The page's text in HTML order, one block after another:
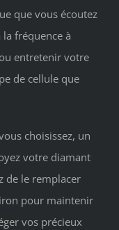
que vous écoutez
fréquence à
entretenir votre
de cellule que
choisissez, un
votre diamant
de le remplacer
pour maintenir
vos précieux